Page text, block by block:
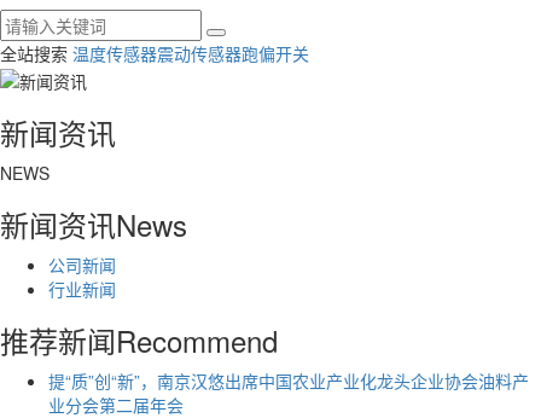
全站搜索 温度传感器震动传感器跑偏开关
新闻资讯
NEWS
新闻资讯News
公司新闻
行业新闻
推荐新闻Recommend
提“质”创“新”，南京汉悠出席中国农业产业化龙头企业协会油料产
业分会第二届年会